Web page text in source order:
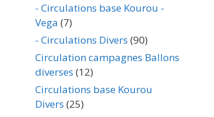
- Circulations base Kourou -
Vega (7)
- Circulations Divers (90)
Circulation campagnes Ballons
diverses (12)
Circulations base Kourou
Divers (25)